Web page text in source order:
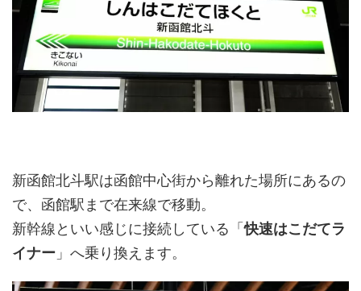
新函館北斗駅は函館中心街から離れた場所にあるの
で、函館駅まで在来線で移動。
新幹線といい感じに接続している「快速はこだてラ
イナー 」へ乗り換えます。